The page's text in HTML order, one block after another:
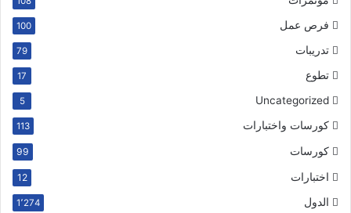
فرص عمل 100
تدريبات 79
تطوع 17
Uncategorized
5
كورسات واختبارات 113
كورسات 99
اختبارات 12
الدول 1٬274